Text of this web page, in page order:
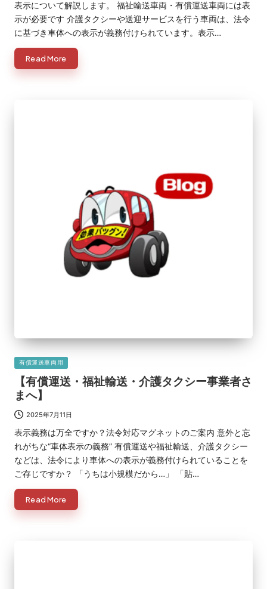
表示について解説します。 福祉輸送車両・有償運送車両には表
示が必要です 介護タクシーや送迎サービスを行う車両は、法令
に基づき車体への表示が義務付けられています。表示…
Read More
Posted
有償運送車両用
【有償運送・福祉輸送・介護タクシー事業者さ
まへ】
2025年7月11日
表示義務は万全ですか？法令対応マグネットのご案内 意外と忘
れがちな“車体表示の義務” 有償運送や福祉輸送、介護タクシー
などは、法令により車体への表示が義務付けられていることを
ご存じですか？ 「うちは小規模だから…」 「貼…
Read More